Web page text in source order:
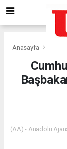
Anasayfa
(AA) - Anadolu